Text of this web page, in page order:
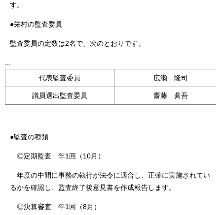
す。
●栄村の監査委員
監査委員の定数は2名で、次のとおりです。
代表監査委員
広瀬 隆司
議員選出監査委員 齋藤 眞吾
●監査の種類
◎定期監査 年1回（10月）
年度の中間に事務の執行が法令に適合し、正確に実施されてい
るかを確認し、監査終了後意見書を作成報告します。
◎決算審査 年1回（8月）